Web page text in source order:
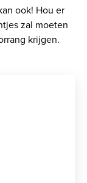
ook! Hou er
zal moeten
krijgen.